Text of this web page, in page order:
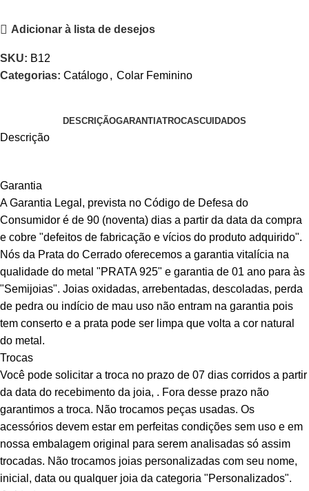
Adicionar à lista de desejos
SKU: B12
Categorias: Catálogo, Colar Feminino
DESCRIÇÃOGARANTIATROCASCUIDADOS
Descrição
Garantia
A Garantia Legal, prevista no Código de Defesa do
Consumidor é de 90 (noventa) dias a partir da data da compra
e cobre "defeitos de fabricação e vícios do produto adquirido".
Nós da Prata do Cerrado oferecemos a garantia vitalícia na
qualidade do metal "PRATA 925" e garantia de 01 ano para às
"Semijoias". Joias oxidadas, arrebentadas, descoladas, perda
de pedra ou indício de mau uso não entram na garantia pois
tem conserto e a prata pode ser limpa que volta a cor natural
do metal.
Trocas
Você pode solicitar a troca no prazo de 07 dias corridos a partir
da data do recebimento da joia, . Fora desse prazo não
garantimos a troca. Não trocamos peças usadas. Os
acessórios devem estar em perfeitas condições sem uso e em
nossa embalagem original para serem analisadas só assim
trocadas. Não trocamos joias personalizadas com seu nome,
inicial, data ou qualquer joia da categoria "Personalizados".